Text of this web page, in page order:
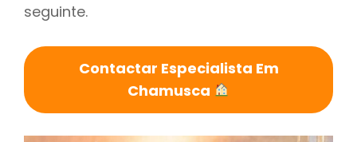
seguinte.
Contactar Especialista Em
Chamusca